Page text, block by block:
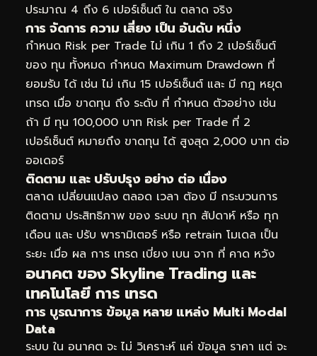
ประมาณ 4 ถึง 6 เปอร์เซ็นต์ ใน ตลาด จริง
การ จัดการ ความ เสี่ยง เป็น อันดับ หนึ่ง
กำหนด Risk per Trade ไม่ เกิน 1 ถึง 2 เปอร์เซ็นต์
ของ ทุน ทั้งหมด กำหนด Maximum Drawdown ที่
ยอมรับ ได้ เช่น ไม่ เกิน 15 เปอร์เซ็นต์ และ มี กฎ หยุด
เทรด เมื่อ ขาดทุน ถึง ระดับ ที่ กำหนด ตัวอย่าง เช่น
ถ้า มี ทุน 100,000 บาท Risk per Trade ที่ 2
เปอร์เซ็นต์ หมายถึง ขาดทุน ได้ สูงสุด 2,000 บาท ต่อ
ออเดอร์
ติดตาม และ ปรับปรุง อย่าง ต่อ เนื่อง
ตลาด เปลี่ยนแปลง ตลอด เวลา ต้อง มี กระบวนการ
ติดตาม ประสิทธิภาพ ของ ระบบ ทุก สัปดาห์ หรือ ทุก
เดือน และ ปรับ พารามิเตอร์ หรือ retrain โมเดล เป็น
ระยะ เมื่อ ผล การ เทรด เบี่ยง เบน จาก ที่ คาด หวัง
อนาคต ของ Skyline Trading และ
เทคโนโลยี การ เทรด
การ บูรณาการ ข้อมูล หลาย แหล่ง Multi Modal
Data
ระบบ ใน อนาคต จะ ไม่ วิเคราะห์ แค่ ข้อมูล ราคา แต่ จะ